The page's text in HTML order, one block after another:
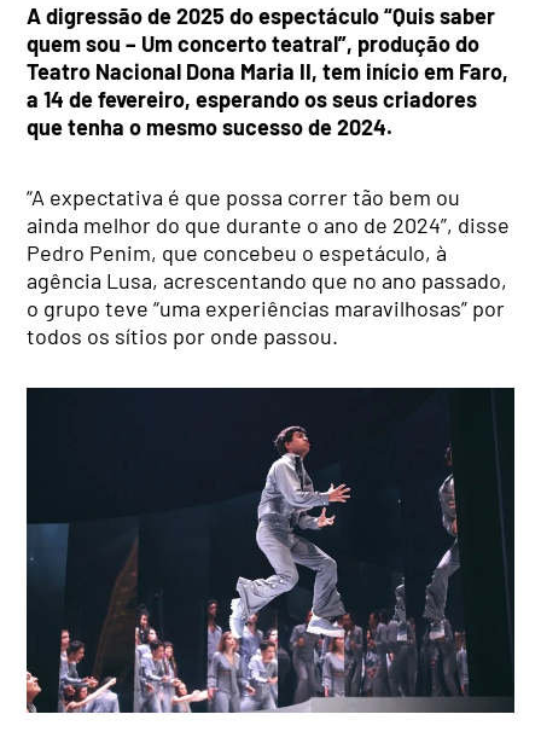
A digressão de 2025 do espectáculo “Quis saber
quem sou – Um concerto teatral”, produção do
Teatro Nacional Dona Maria II, tem início em Faro,
a 14 de fevereiro, esperando os seus criadores
que tenha o mesmo sucesso de 2024.
“A expectativa é que possa correr tão bem ou
ainda melhor do que durante o ano de 2024”, disse
Pedro Penim, que concebeu o espetáculo, à
agência Lusa, acrescentando que no ano passado,
o grupo teve “uma experiências maravilhosas” por
todos os sítios por onde passou.